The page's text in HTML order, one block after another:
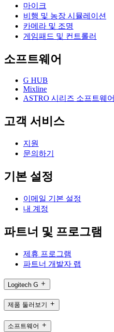
마이크
비행 및 농장 시뮬레이션
카메라 및 조명
게임패드 및 컨트롤러
소프트웨어
G HUB
Mixline
ASTRO 시리즈 소프트웨어
고객 서비스
지원
문의하기
기본 설정
이메일 기본 설정
내 계정
파트너 및 프로그램
제휴 프로그램
파트너 개발자 랩
Logitech G
제품 둘러보기
소프트웨어